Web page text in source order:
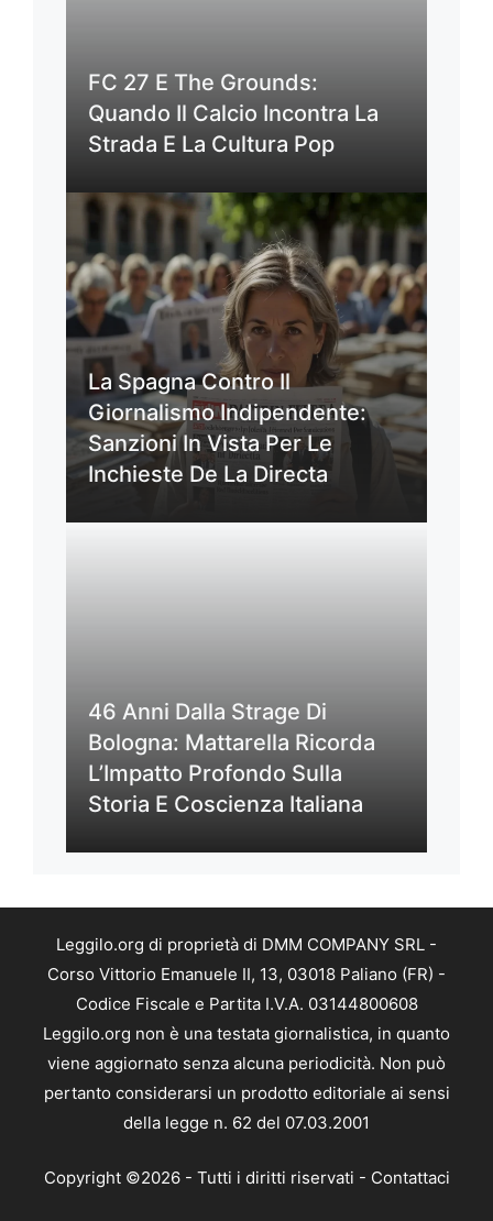
FC 27 E The Grounds:
Quando Il Calcio Incontra La
Strada E La Cultura Pop
La Spagna Contro Il
Giornalismo Indipendente:
Sanzioni In Vista Per Le
Inchieste De La Directa
46 Anni Dalla Strage Di
Bologna: Mattarella Ricorda
L’Impatto Profondo Sulla
Storia E Coscienza Italiana
Leggilo.org di proprietà di DMM COMPANY SRL -
Corso Vittorio Emanuele II, 13, 03018 Paliano (FR) -
Codice Fiscale e Partita I.V.A. 03144800608
Leggilo.org non è una testata giornalistica, in quanto
viene aggiornato senza alcuna periodicità. Non può
pertanto considerarsi un prodotto editoriale ai sensi
della legge n. 62 del 07.03.2001
Copyright ©2026 - Tutti i diritti riservati - Contattaci